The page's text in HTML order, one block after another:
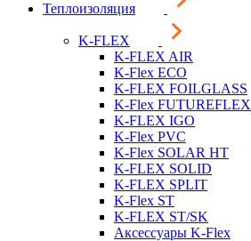
Теплоизоляция
K-FLEX
K-FLEX AIR
K-Flex ECO
K-FLEX FOILGLASS
K-Flex FUTUREFLEX
K-FLEX IGO
K-Flex PVC
K-Flex SOLAR HT
K-FLEX SOLID
K-FLEX SPLIT
K-Flex ST
K-FLEX ST/SK
Аксессуары K-Flex